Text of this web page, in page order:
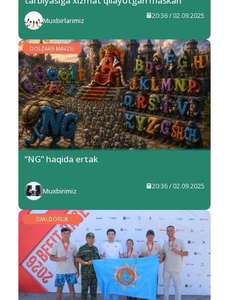
Muxbirlarimiz
20:36 / 02.09.2025
DOLZARB MAVZU
“NG” haqida ertak
Muxbirimiz
20:36 / 02.09.2025
DAXLDORLIK